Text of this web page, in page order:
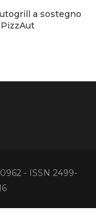
a sostegno
- ISSN 2499-